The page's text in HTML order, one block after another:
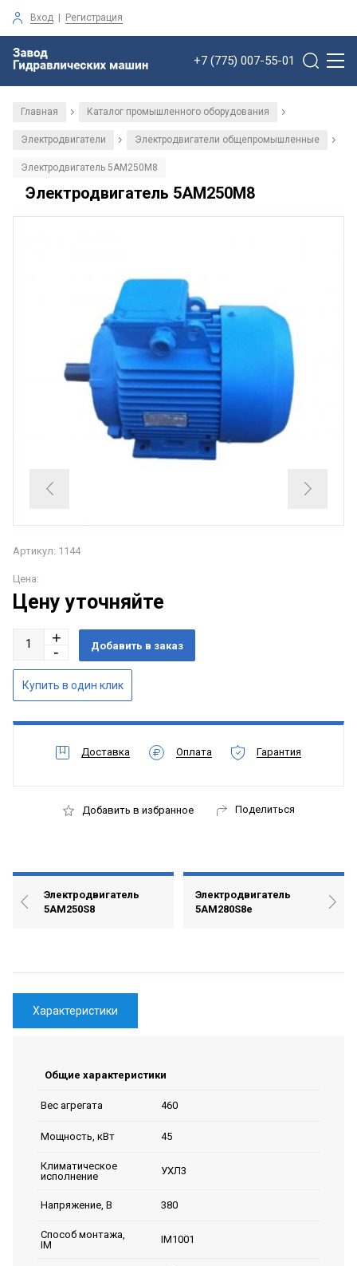
Вход | Регистрация
+7 (775) 007-55-01
Главная / Каталог промышленного оборудования /
Электродвигатели / Электродвигатели общепромышленные /
Электродвигатель 5АМ250М8
Электродвигатель 5АМ250М8
Артикул: 1144
Цена:
Цену уточняйте
Доставка Оплата Гарантия
Добавить в избранное Поделиться
Электродвигатель
5АМ250S8
Электродвигатель
5АМ280S8е
Характеристики
Общие характеристики
Вес агрегата 460
Мощность, кВт 45
Климатическое
исполнение
УХЛ3
Напряжение, В 380
Способ монтажа,
IM
IM1001